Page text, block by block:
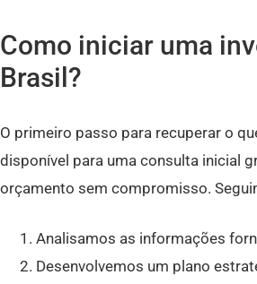
Como iniciar uma
Brasil?
O primeiro passo para recuperar o
disponível para uma consulta inicial
orçamento sem compromisso.
Analisamos as informações
Desenvolvemos um plano